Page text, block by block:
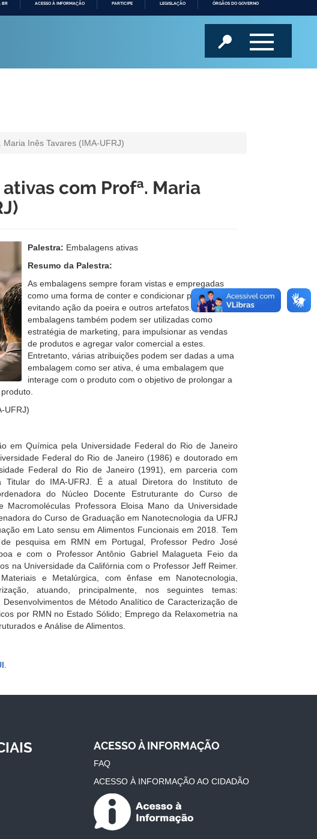
BR ACESSO À INFORMAÇÃO PARTICIPE LEGISLAÇÃO ÓRGÃOS DO GOVERNO
Inês Tavares (IMA-UFRJ)
com Profª. Maria
Palestra: Embalagens ativas
Resumo da Palestra:
As embalagens sempre foram vistas e empregadas
como uma forma de conter e condicionar produtos
evitando ação da poeira e outros artefatos. As
embalagens também podem ser utilizadas como
estratégia de marketing, para impulsionar as vendas
de produtos e agregar valor comercial a estes.
Entretanto, várias atribuições podem ser dadas a uma
embalagem como ser ativa, é uma embalagem que
interage com o produto com o objetivo de prolongar a
UFRJ)
em Química pela Universidade Federal do Rio de Janeiro
Federal do Rio de Janeiro (1986) e doutorado em
Federal do Rio de Janeiro (1991), em parceria com
Titular do IMA-UFRJ. É a atual Diretora do Instituto de
do Núcleo Docente Estruturante do Curso de
Professora Eloisa Mano da Universidade
do Curso de Graduação em Nanotecnologia da UFRJ
em Lato sensu em Alimentos Funcionais em 2018. Tem
pesquisa em RMN em Portugal, Professor Pedro José
e com o Professor Antônio Gabriel Malagueta Feio da
na Universidade da Califórnia com o Professor Jeff Reimer.
e Metalúrgica, com ênfase em Nanotecnologia,
atuando, principalmente, nos seguintes temas:
de Método Analítico de Caracterização de
por RMN no Estado Sólido; Emprego da Relaxometria na
e Análise de Alimentos.
.
ACESSO À INFORMAÇÃO
FAQ
ACESSO À INFORMAÇÃO AO CIDADÃO